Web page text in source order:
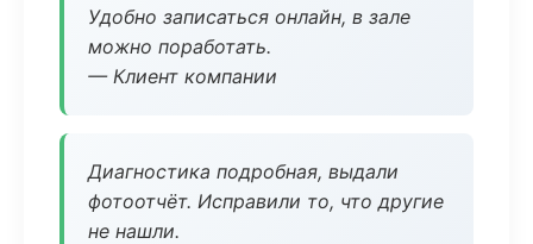
Удобно записаться онлайн, в зале
можно поработать.
— Клиент компании
Диагностика подробная, выдали
фотоотчёт. Исправили то, что другие
не нашли.